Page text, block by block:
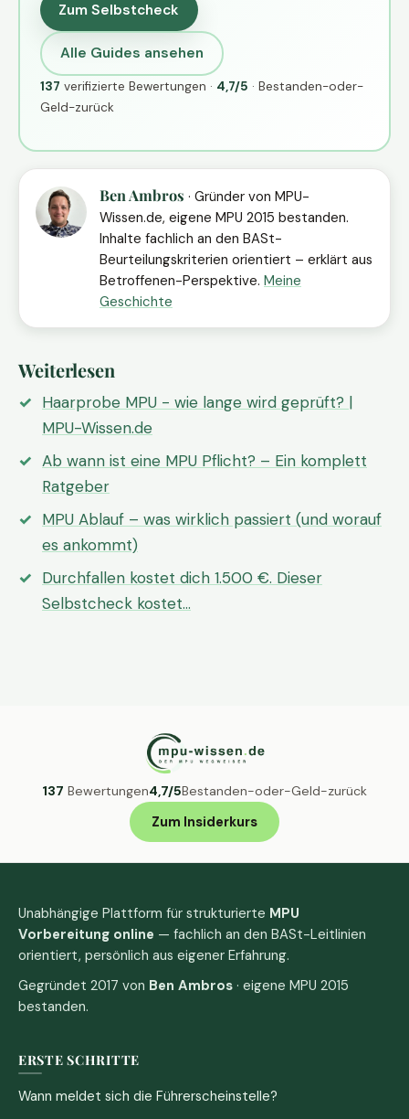
Zum Selbstcheck
Alle Guides ansehen
137 verifizierte Bewertungen · 4,7/5 · Bestanden-oder-
Geld-zurück
Ben Ambros · Gründer von MPU-
Wissen.de, eigene MPU 2015 bestanden.
Inhalte fachlich an den BASt-
Beurteilungskriterien orientiert – erklärt aus
Betroffenen-Perspektive. Meine
Geschichte
Weiterlesen
Haarprobe MPU - wie lange wird geprüft? |
MPU-Wissen.de
Ab wann ist eine MPU Pflicht? – Ein komplett
Ratgeber
MPU Ablauf – was wirklich passiert (und worauf
es ankommt)
Durchfallen kostet dich 1.500 €. Dieser
Selbstcheck kostet…
137 Bewertungen4,7/5Bestanden-oder-Geld-zurück
Zum Insiderkurs
Unabhängige Plattform für strukturierte MPU
Vorbereitung online — fachlich an den BASt-Leitlinien
orientiert, persönlich aus eigener Erfahrung.
Gegründet 2017 von Ben Ambros · eigene MPU 2015
bestanden.
ERSTE SCHRITTE
Wann meldet sich die Führerscheinstelle?